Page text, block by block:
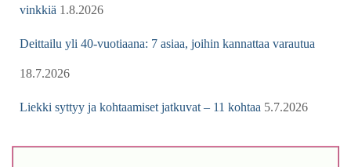
vinkkiä 1.8.2026
Deittailu yli 40-vuotiaana: 7 asiaa, joihin kannattaa varautua
18.7.2026
Liekki syttyy ja kohtaamiset jatkuvat – 11 kohtaa 5.7.2026